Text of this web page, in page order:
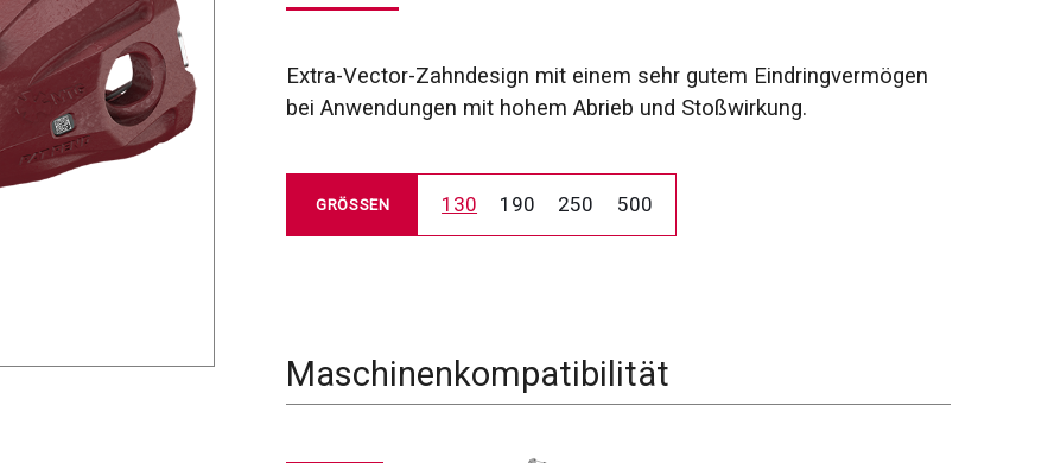
Extra-Vector-Zahndesign mit einem sehr gutem Eindringvermögen
bei Anwendungen mit hohem Abrieb und Stoßwirkung.
GRÖSSEN 130 190 250 500
Maschinenkompatibilität